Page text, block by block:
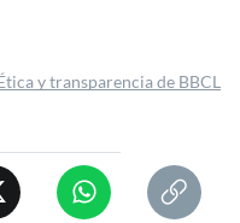
y transparencia de BBCL